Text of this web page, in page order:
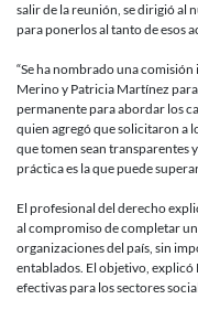
salir de la reunión, se dirigió al
para ponerlos al tanto de esos
“Se ha nombrado una
Merino y Patricia Martínez
permanente para abordar los
quien agregó que solicitaron a
que tomen sean transparentes
práctica es la que puede
El profesional del derecho
al compromiso de completar
organizaciones del país, sin
entablados. El objetivo,
efectivas para los sectores